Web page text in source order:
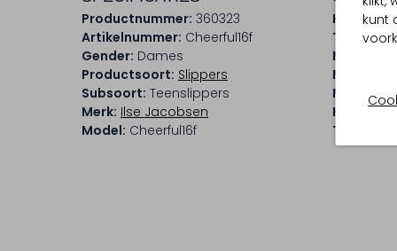
kunt
Productnummer: 360323
Artikelnummer: Cheerful16f
Gender: Dames
Productsoort: Slippers
Subsoort: Teenslippers
Merk: Ilse Jacobsen
Model: Cheerful16f
Kleur:
Trends:
Materiaal
Materiaal
Materiaal
Hakvorm:
Type neus: